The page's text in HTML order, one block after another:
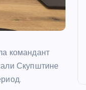
командант
Скупштине